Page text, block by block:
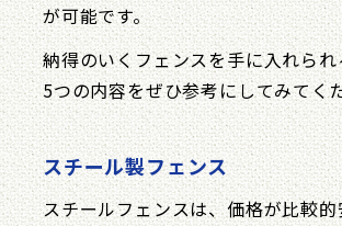
が可能です。
納得のいくフェンスを手に入れら
5つの内容をぜひ参考にしてみてく
スチール製フェンス
スチールフェンスは、価格が比較